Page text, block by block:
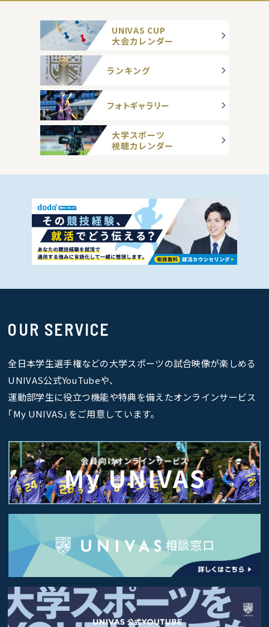
UNIVAS CUP
大会カレンダー
ランキング
フォトギャラリー
大学スポーツ
視聴カレンダー
OUR SERVICE
全日本学生選手権などの大学スポーツの試合映像が楽しめる
UNIVAS公式YouTubeや、
運動部学生に役立つ機能や特典を備えたオンラインサービス
｢My UNIVAS｣をご用意しています。